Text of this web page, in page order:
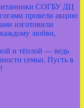
СОГБУ ДЦ
провели акцию
изготовили
любви,
и тёплой — ведь
семьи. Пусть в